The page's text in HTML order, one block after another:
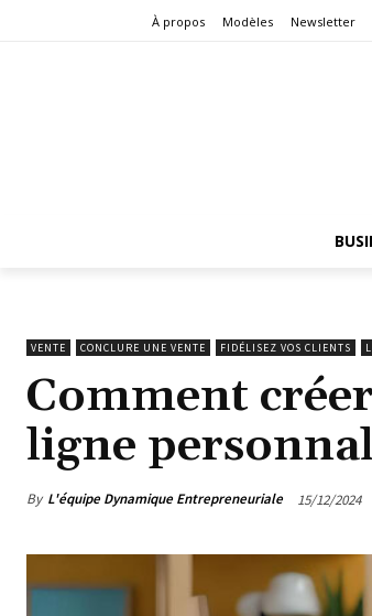
À propos Modèles Newsletter
VENTE CONCLURE UNE VENTE FIDÉLISEZ VOS CLIENTS
Comment
ligne
By L'équipe Dynamique Entrepreneuriale 15/12/2024